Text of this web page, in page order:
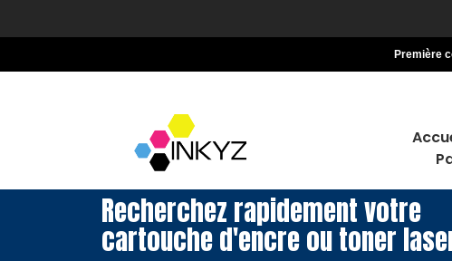
Première
Recherchez rapidement votre
cartouche d'encre ou toner